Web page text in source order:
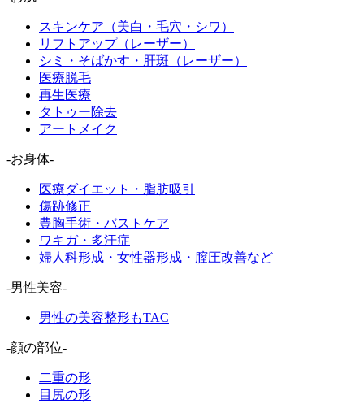
スキンケア（美白・毛穴・シワ）
リフトアップ（レーザー）
シミ・そばかす・肝斑（レーザー）
医療脱毛
再生医療
タトゥー除去
アートメイク
-お身体-
医療ダイエット・脂肪吸引
傷跡修正
豊胸手術・バストケア
ワキガ・多汗症
婦人科形成・女性器形成・膣圧改善など
-男性美容-
男性の美容整形もTAC
-顔の部位-
二重の形
目尻の形